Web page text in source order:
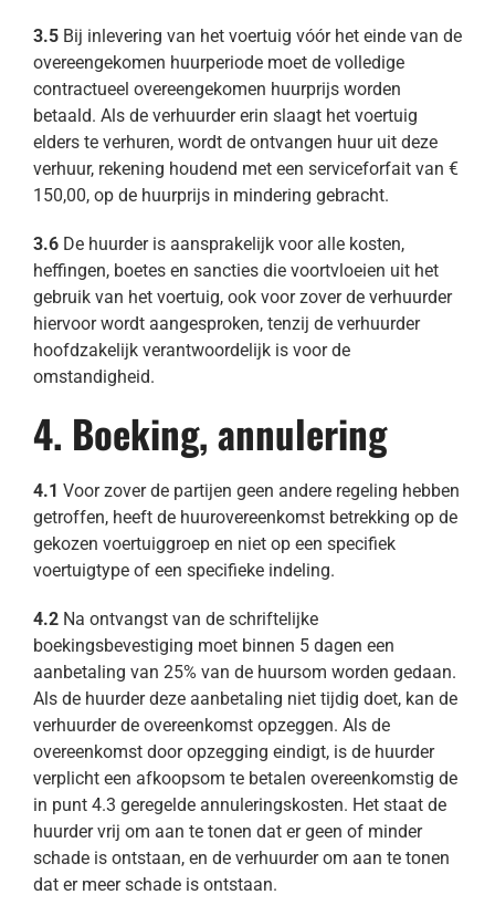
3.5Bij inlevering van het voertuig vóór het einde van de
overeengekomen huurperiode moet de volledige
contractueel overeengekomen huurprijs worden
betaald. Als de verhuurder erin slaagt het voertuig
elders te verhuren, wordt de ontvangen huur uit deze
verhuur, rekening houdend met een serviceforfait van €
150,00, op de huurprijs in mindering gebracht.
3.6De huurder is aansprakelijk voor alle kosten,
heffingen, boetes en sancties die voortvloeien uit het
gebruik van het voertuig, ook voor zover de verhuurder
hiervoor wordt aangesproken, tenzij de verhuurder
hoofdzakelijk verantwoordelijk is voor de
omstandigheid.
4. Boeking, annulering
4.1 Voor zover de partijen geen andere regeling hebben
getroffen, heeft de huurovereenkomst betrekking op de
gekozen voertuiggroep en niet op een specifiek
voertuigtype of een specifieke indeling.
4.2Na ontvangst van de schriftelijke
boekingsbevestiging moet binnen 5 dagen een
aanbetaling van 25% van de huursom worden gedaan.
Als de huurder deze aanbetaling niet tijdig doet, kan de
verhuurder de overeenkomst opzeggen. Als de
overeenkomst door opzegging eindigt, is de huurder
verplicht een afkoopsom te betalen overeenkomstig de
in punt 4.3 geregelde annuleringskosten. Het staat de
huurder vrij om aan te tonen dat er geen of minder
schade is ontstaan, en de verhuurder om aan te tonen
dat er meer schade is ontstaan.